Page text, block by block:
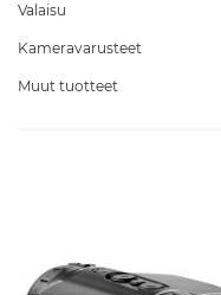
Valaisu
Kameravarusteet
Muut tuotteet